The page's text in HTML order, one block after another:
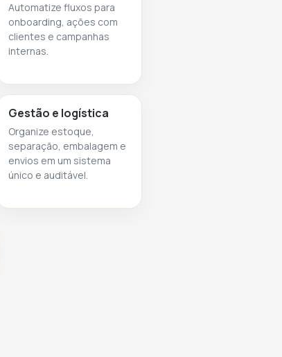
Automatize fluxos para
onboarding, ações com
clientes e campanhas
internas.
Gestão e logística
Organize estoque,
separação, embalagem e
envios em um sistema
único e auditável.